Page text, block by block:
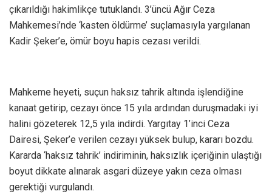
çıkarıldığı hakimlikçe tutuklandı. 3’üncü Ağır Ceza
Mahkemesi’nde ‘kasten öldürme’ suçlamasıyla yargılanan
Kadir Şeker’e, ömür boyu hapis cezası verildi.
Mahkeme heyeti, suçun haksız tahrik altında işlendiğine
kanaat getirip, cezayı önce 15 yıla ardından duruşmadaki iyi
halini gözeterek 12,5 yıla indirdi. Yargıtay 1’inci Ceza
Dairesi, Şeker’e verilen cezayı yüksek bulup, kararı bozdu.
Kararda ‘haksız tahrik’ indiriminin, haksızlık içeriğinin ulaştığı
boyut dikkate alınarak asgari düzeye yakın ceza olması
gerektiği vurgulandı.